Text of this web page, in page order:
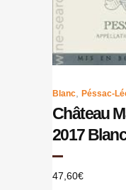
Blanc Péssac-
Château
2017
47,60€